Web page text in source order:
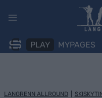
PLAY MYPAGES
LANGRENN ALLROUND